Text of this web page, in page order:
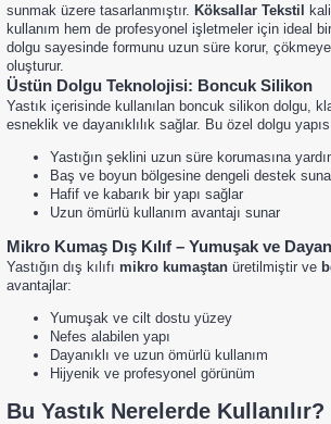
sunmak üzere tasarlanmıştır. Köksallar Tekstil
kullanım hem de profesyonel işletmeler için ideal
dolgu sayesinde formunu uzun süre korur,
oluşturur.
Üstün Dolgu Teknolojisi: Boncuk Silikon
Yastık içerisinde kullanılan boncuk silikon dolgu,
esneklik ve dayanıklılık sağlar. Bu özel dolgu
Yastığın şeklini uzun süre korumasına
Baş ve boyun bölgesine dengeli destek
Hafif ve kabarık bir yapı sağlar
Uzun ömürlü kullanım avantajı sunar
Mikro Kumaş Dış Kılıf – Yumuşak ve
Yastığın dış kılıfı mikro kumaştanüretilmiştir ve
avantajlar:
Yumuşak ve cilt dostu yüzey
Nefes alabilen yapı
Dayanıklı ve uzun ömürlü kullanım
Hijyenik ve profesyonel görünüm
Bu Yastık Nerelerde Kullanılır?